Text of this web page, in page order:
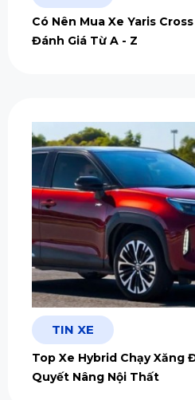
Có Nên Mua Xe Yaris
Đánh Giá Từ A - Z
TIN XE
Top Xe Hybrid Chạy Xăng
Quyết Nâng Nội Thất